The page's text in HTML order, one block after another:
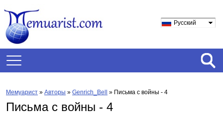
Русский
Мемуарист » Авторы » Genrich_Bell » Письма с войны - 4
Письма с войны - 4